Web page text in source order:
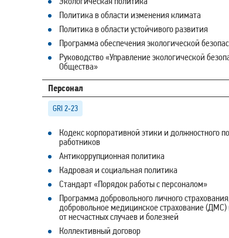
Политика в области изменения климата
Политика в области устойчивого развития
Программа обеспечения экологической
Руководство «Управление экологической
Общества»
Персонал
GRI 2‑23
Кодекс корпоративной этики и должностного
работников
Антикоррупционная политика
Кадровая и социальная политика
Стандарт «Порядок работы с персоналом»
Программа добровольного личного
добровольное медицинское страхование (ДМС)
от несчастных случаев и болезней
Коллективный договор